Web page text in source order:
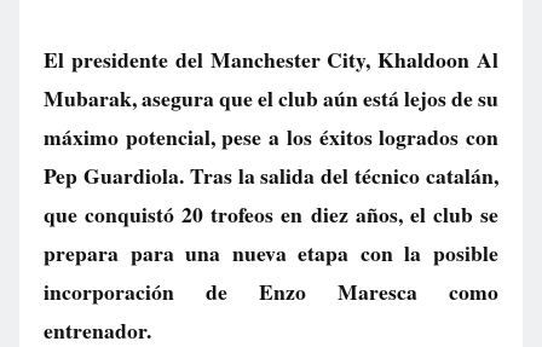
El presidente del Manchester City, Khaldoon Al
Mubarak, asegura que el club aún está lejos de su
máximo potencial, pese a los éxitos logrados con
Pep Guardiola. Tras la salida del técnico catalán,
que conquistó 20 trofeos en diez años, el club se
prepara para una nueva etapa con la posible
incorporación de Enzo Maresca como
entrenador.